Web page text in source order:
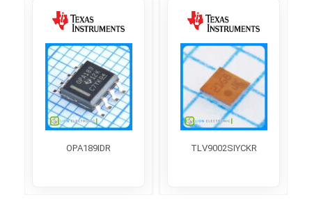
TLV9002SIYCKR
OPA189IDR